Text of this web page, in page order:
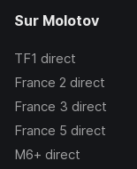
Sur Molotov
TF1 direct
France 2 direct
France 3 direct
France 5 direct
M6+ direct